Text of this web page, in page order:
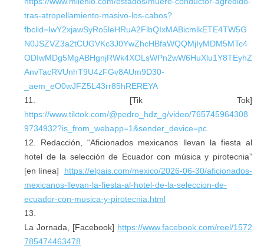
tras-atropellamiento-masivo-los-cabos?
fbclid=IwY2xjawSyRo5leHRuA2FlbQIxMABicmlkETE4TW5G
N0JSZVZ3a2tCUGVKc3J0YwZhcHBfaWQQMjIyMDM5MTc4
ODIwMDg5MgABHgnjRWk4XOLsWPn2wW6HuXlu1Y8TEyhZ
AnvTacRVUnhT9U4zFGv8AUm9D30-
_aem_eO0wJFZ5L43rr85hREREYA
[Tik Tok]
https://www.tiktok.com/@pedro_hdz_g/video/765745964308
9734932?is_from_webapp=1&sender_device=pc
Redacción, “Aficionados mexicanos llevan la fiesta al
hotel de la selección de Ecuador con música y pirotecnia”
[en línea] https://elpais.com/mexico/2026-06-30/aficionados-
mexicanos-llevan-la-fiesta-al-hotel-de-la-seleccion-de-
ecuador-con-musica-y-pirotecnia.html
La Jornada, [Facebook] https://www.facebook.com/reel/1572
785474463478